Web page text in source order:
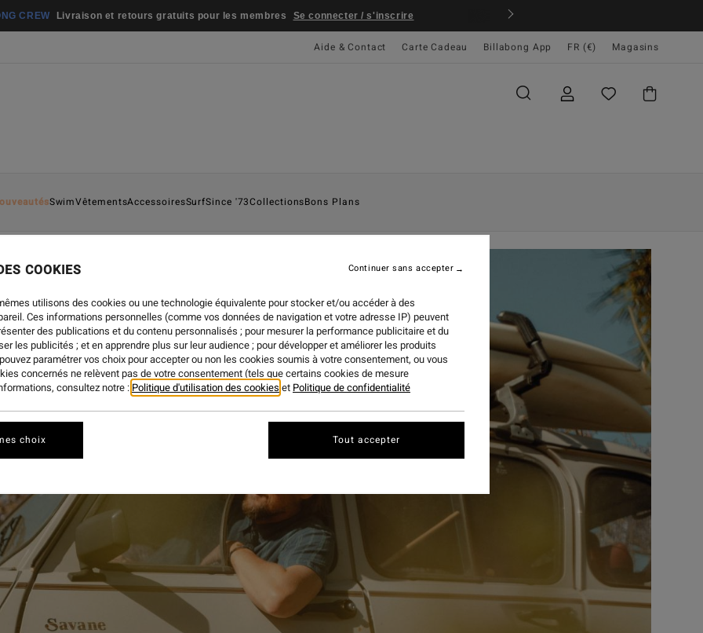
JEU CONCOURS Gagnez la planche emblématique d'Andy Irons 🏄 Participer
Aide & Contact Carte Cadeau Billabong App FR (€) Magasins
SwimVêtementsAccessoiresSurfSince '73CollectionsBons Plans
COOKIES
utilisons des cookies ou une technologie équivalente pour stocker et/ou accéder à des
Ces informations personnelles (comme vos données de navigation et votre adresse IP) peuvent
des publications et du contenu personnalisés ; pour mesurer la performance publicitaire et du
les publicités ; et en apprendre plus sur leur audience ; pour développer et améliorer les produits
paramétrer vos choix pour accepter ou non les cookies soumis à votre consentement, ou vous
concernés ne relèvent pas de votre consentement (tels que certains cookies de mesure
consultez notre : Politique d'utilisation des cookies et Politique de confidentialité
choix
Continuer sans accepter
Tout accepter